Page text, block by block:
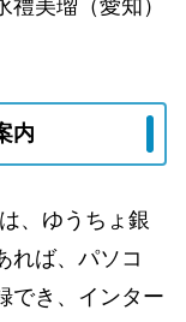
美瑠（愛知）
内
、ゆうちょ銀
れば、パソコ
でき、インター